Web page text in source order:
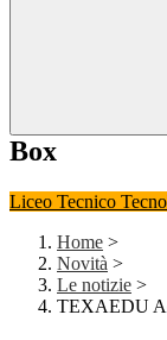
Box
Liceo Tecnico
Home >
Novità >
Le notizie >
TEXAEDU